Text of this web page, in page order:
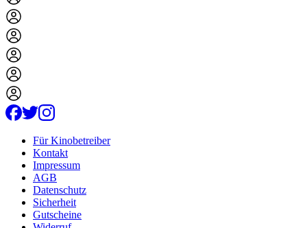
Für Kinobetreiber
Kontakt
Impressum
AGB
Datenschutz
Sicherheit
Gutscheine